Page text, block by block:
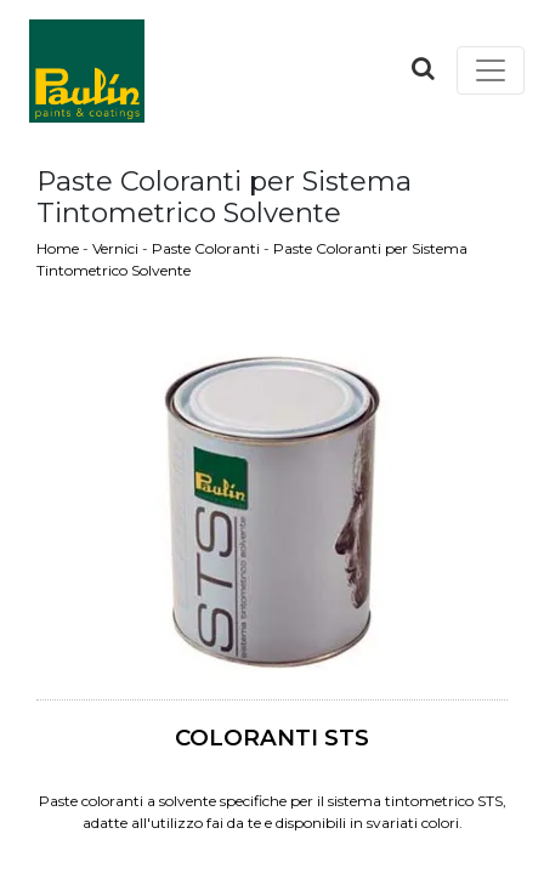
Paste Coloranti per Sistema
Tintometrico Solvente
Home - Vernici - Paste Coloranti - Paste Coloranti per Sistema
Tintometrico Solvente
COLORANTI STS
Paste coloranti a solvente specifiche per il sistema tintometrico STS,
adatte all'utilizzo fai da te e disponibili in svariati colori.